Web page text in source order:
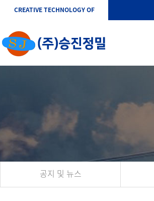
CREATIVE TECHNOLOGY OF
공지 및 뉴스